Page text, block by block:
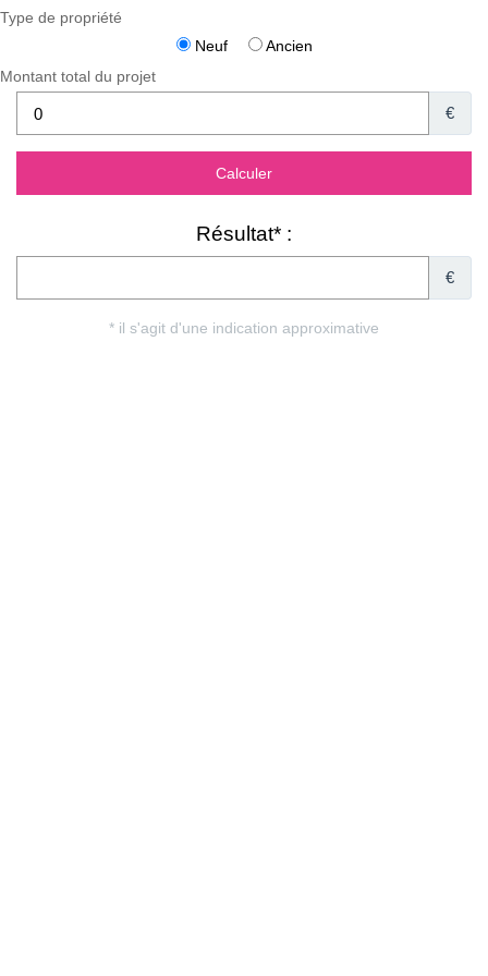
Type de propriété
Neuf
Ancien
Montant total du projet
€
Résultat* :
€
* il s'agit d'une indication approximative